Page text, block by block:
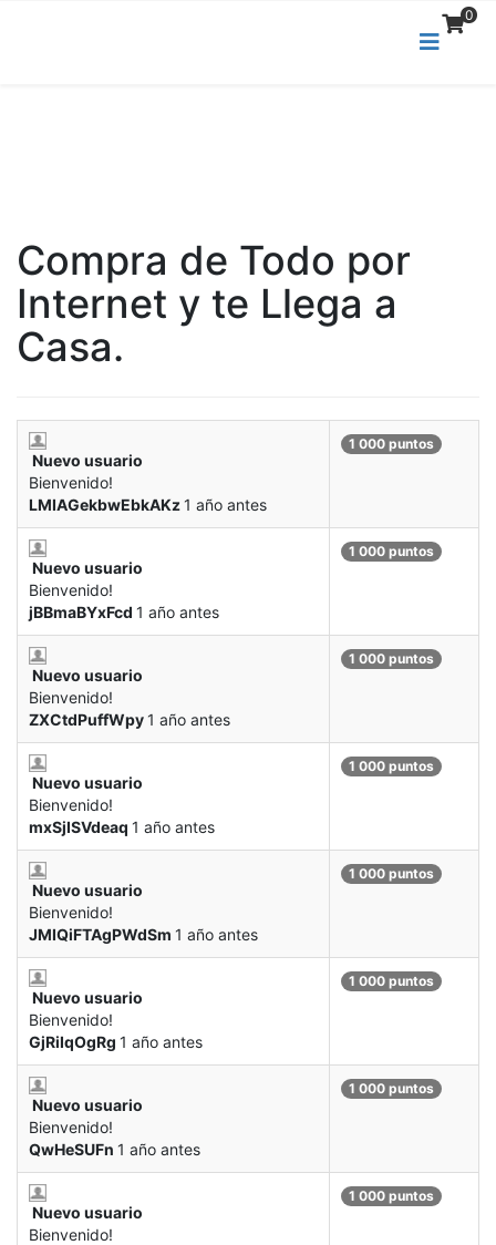
0
Compra de Todo por
Internet y te Llega a
Casa.
Nuevo usuario
Bienvenido!
LMIAGekbwEbkAKz1 año antes
1 000 puntos
Nuevo usuario
Bienvenido!
jBBmaBYxFcd 1 año antes
1 000 puntos
Nuevo usuario
Bienvenido!
ZXCtdPuffWpy1 año antes
1 000 puntos
Nuevo usuario
Bienvenido!
mxSjISVdeaq 1 año antes
1 000 puntos
Nuevo usuario
Bienvenido!
JMIQiFTAgPWdSm 1 año antes
1 000 puntos
Nuevo usuario
Bienvenido!
GjRiIqOgRg 1 año antes
1 000 puntos
Nuevo usuario
Bienvenido!
QwHeSUFn 1 año antes
1 000 puntos
Nuevo usuario
Bienvenido!
1 000 puntos